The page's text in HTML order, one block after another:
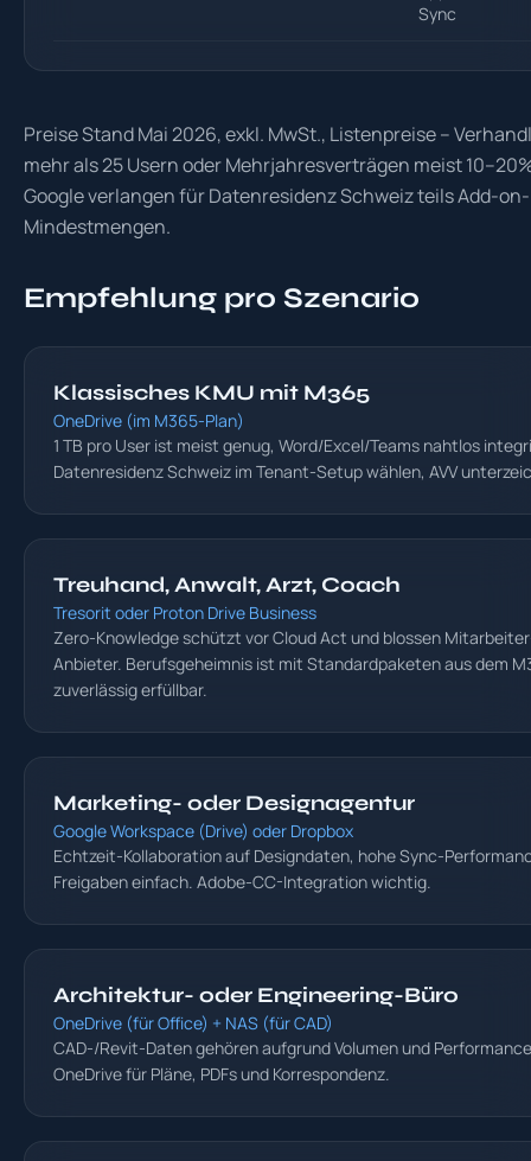
Sync
Preise Stand Mai 2026, exkl. MwSt., Listenpreise –
mehr als 25 Usern oder Mehrjahresverträgen meist
Google verlangen für Datenresidenz Schweiz teils Add-
Mindestmengen.
Empfehlung pro Szenario
Klassisches KMU mit M365
OneDrive (im M365-Plan)
1 TB pro User ist meist genug, Word/Excel/Teams nahtlos
Datenresidenz Schweiz im Tenant-Setup wählen, AVV
Treuhand, Anwalt, Arzt, Coach
Tresorit oder Proton Drive Business
Zero-Knowledge schützt vor Cloud Act und blossen
Anbieter. Berufsgeheimnis ist mit Standardpaketen aus dem
zuverlässig erfüllbar.
Marketing- oder Designagentur
Google Workspace (Drive) oder Dropbox
Echtzeit-Kollaboration auf Designdaten, hohe Sync-
Freigaben einfach. Adobe-CC-Integration wichtig.
Architektur- oder Engineering-Büro
OneDrive (für Office) + NAS (für CAD)
CAD-/Revit-Daten gehören aufgrund Volumen und
OneDrive für Pläne, PDFs und Korrespondenz.